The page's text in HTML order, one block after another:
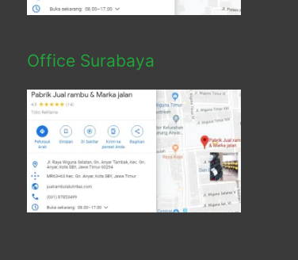
Office Surabaya